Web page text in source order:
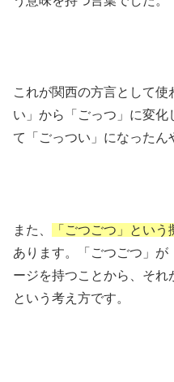
これが関西の方言として
い」から「ごっつ」に変
て「ごっつい」になったん
また、 「ごつごつ」とい
あります。「ごつごつ」が
ージを持つことから、それ
という考え方です。